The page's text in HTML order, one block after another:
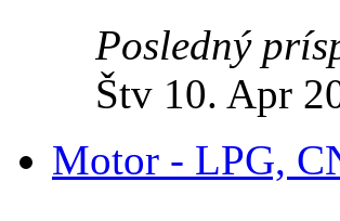
Posledný
Štv 10. Apr
Motor - LPG,